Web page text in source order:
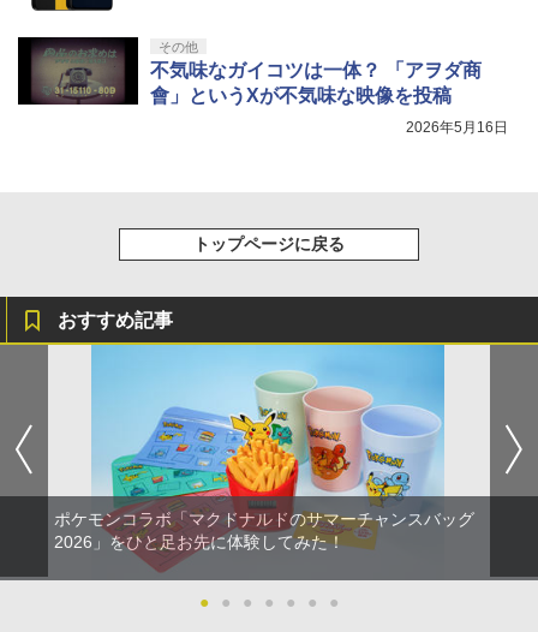
その他
不気味なガイコツは一体？ 「アヲダ商
會」というXが不気味な映像を投稿
2026年5月16日
トップページに戻る
おすすめ記事
ポケモンコラボ「マクドナルドのサマーチャンスバッグ
2026」をひと足お先に体験してみた！
● ● ● ● ● ● ●